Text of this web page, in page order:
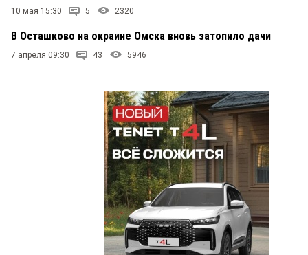
10 мая 15:30 5 2320
В Осташково на окраине Омска вновь затопило дачи
7 апреля 09:30 43 5946